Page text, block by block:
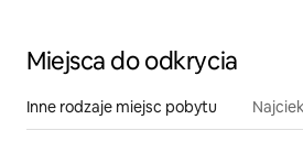
Miejsca do odkrycia
Inne rodzaje miejsc pobytu